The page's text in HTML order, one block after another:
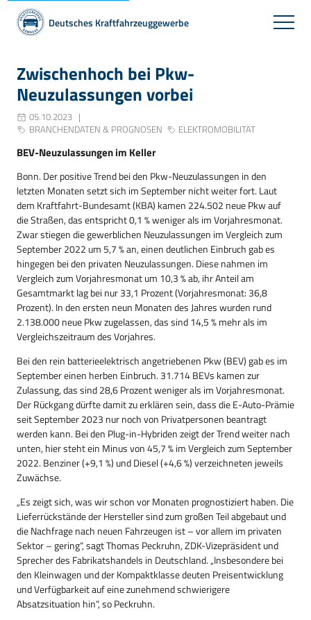
Deutsches Kraftfahrzeuggewerbe
Zwischenhoch bei Pkw-
Neuzulassungen vorbei
05.10.2023
BRANCHENDATEN & PROGNOSEN
ELEKTROMOBILITÄT
BEV-Neuzulassungen im Keller
Bonn. Der positive Trend bei den Pkw-Neuzulassungen in den
letzten Monaten setzt sich im September nicht weiter fort. Laut
dem Kraftfahrt-Bundesamt (KBA) kamen 224.502 neue Pkw auf
die Straßen, das entspricht 0,1 % weniger als im Vorjahresmonat.
Zwar stiegen die gewerblichen Neuzulassungen im Vergleich zum
September 2022 um 5,7 % an, einen deutlichen Einbruch gab es
hingegen bei den privaten Neuzulassungen. Diese nahmen im
Vergleich zum Vorjahresmonat um 10,3 % ab, ihr Anteil am
Gesamtmarkt lag bei nur 33,1 Prozent (Vorjahresmonat: 36,8
Prozent). In den ersten neun Monaten des Jahres wurden rund
2.138.000 neue Pkw zugelassen, das sind 14,5 % mehr als im
Vergleichszeitraum des Vorjahres.
Bei den rein batterieelektrisch angetriebenen Pkw (BEV) gab es im
September einen herben Einbruch. 31.714 BEVs kamen zur
Zulassung, das sind 28,6 Prozent weniger als im Vorjahresmonat.
Der Rückgang dürfte damit zu erklären sein, dass die E-Auto-Prämie
seit September 2023 nur noch von Privatpersonen beantragt
werden kann. Bei den Plug-in-Hybriden zeigt der Trend weiter nach
unten, hier steht ein Minus von 45,7 % im Vergleich zum September
2022. Benziner (+9,1 %) und Diesel (+4,6 %) verzeichneten jeweils
Zuwächse.
„Es zeigt sich, was wir schon vor Monaten prognostiziert haben. Die
Lieferrückstände der Hersteller sind zum großen Teil abgebaut und
die Nachfrage nach neuen Fahrzeugen ist – vor allem im privaten
Sektor – gering“, sagt Thomas Peckruhn, ZDK-Vizepräsident und
Sprecher des Fabrikatshandels in Deutschland. „Insbesondere bei
den Kleinwagen und der Kompaktklasse deuten Preisentwicklung
und Verfügbarkeit auf eine zunehmend schwierigere
Absatzsituation hin“, so Peckruhn.